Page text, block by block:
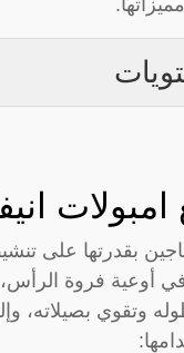
بقدرتها على
أوعية فروة الرأس،
وتقوي بصيلاته،